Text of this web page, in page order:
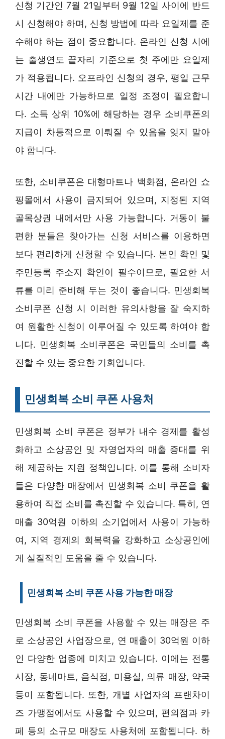
신청 기간인 7월 21일부터 9월 12일 사이에 반드
시 신청해야 하며, 신청 방법에 따라 요일제를 준
수해야 하는 점이 중요합니다. 온라인 신청 시에
는 출생연도 끝자리 기준으로 첫 주에만 요일제
가 적용됩니다. 오프라인 신청의 경우, 평일 근무
시간 내에만 가능하므로 일정 조정이 필요합니
다. 소득 상위 10%에 해당하는 경우 소비쿠폰의
지급이 차등적으로 이뤄질 수 있음을 잊지 말아
야 합니다.
또한, 소비쿠폰은 대형마트나 백화점, 온라인 쇼
핑몰에서 사용이 금지되어 있으며, 지정된 지역
골목상권 내에서만 사용 가능합니다. 거동이 불
편한 분들은 찾아가는 신청 서비스를 이용하면
보다 편리하게 신청할 수 있습니다. 본인 확인 및
주민등록 주소지 확인이 필수이므로, 필요한 서
류를 미리 준비해 두는 것이 좋습니다. 민생회복
소비쿠폰 신청 시 이러한 유의사항을 잘 숙지하
여 원활한 신청이 이루어질 수 있도록 하여야 합
니다. 민생회복 소비쿠폰은 국민들의 소비를 촉
진할 수 있는 중요한 기회입니다.
민생회복 소비 쿠폰 사용처
민생회복 소비 쿠폰은 정부가 내수 경제를 활성
화하고 소상공인 및 자영업자의 매출 증대를 위
해 제공하는 지원 정책입니다. 이를 통해 소비자
들은 다양한 매장에서 민생회복 소비 쿠폰을 활
용하여 직접 소비를 촉진할 수 있습니다. 특히, 연
매출 30억원 이하의 소기업에서 사용이 가능하
여, 지역 경제의 회복력을 강화하고 소상공인에
게 실질적인 도움을 줄 수 있습니다.
민생회복 소비 쿠폰 사용 가능한 매장
민생회복 소비 쿠폰을 사용할 수 있는 매장은 주
로 소상공인 사업장으로, 연 매출이 30억원 이하
인 다양한 업종에 미치고 있습니다. 이에는 전통
시장, 동네마트, 음식점, 미용실, 의류 매장, 약국
등이 포함됩니다. 또한, 개별 사업자의 프랜차이
즈 가맹점에서도 사용할 수 있으며, 편의점과 카
페 등의 소규모 매장도 사용처에 포함됩니다. 하